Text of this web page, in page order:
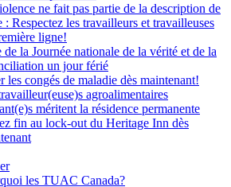
ne fait pas partie de la description de
: Respectez les travailleurs et travailleuses
ligne!
de la Journée nationale de la vérité et de la
un jour férié
les congés de maladie dès maintenant!
agroalimentaires
méritent la résidence permanente
fin au lock-out du Heritage Inn dès
les TUAC Canada?